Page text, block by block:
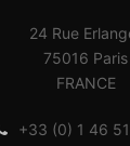
24 Rue
75016 Paris
FRANCE
+33 (0) 1 46